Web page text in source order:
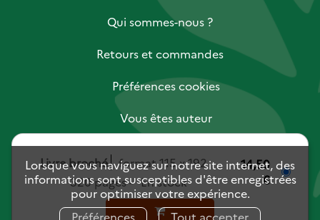
Lorsque vous naviguez sur notre site internet, des
informations sont susceptibles d'être enregistrées
pour optimiser votre expérience.
Préférences
Tout accepter
Livre broché
format 115 x 192
320 pages
En stock
14,50
€
Qui sommes-nous ?
Retours et commandes
Préférences cookies
Vous êtes auteur
Vous êtes libraire
Vous êtes journaliste
Mentions légales
Charte des données personnelles